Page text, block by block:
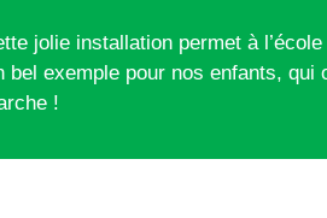
jolie installation permet à
bel exemple pour nos enfants,
!